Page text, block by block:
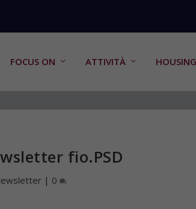
FOCUS ON ATTIVITÀ
fio.PSD
| 0